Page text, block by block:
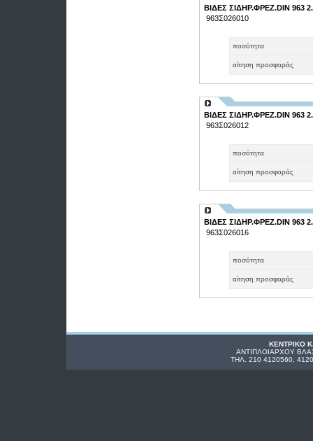
ΒΙΔΕΣ ΣΙΔΗΡ.ΦΡΕΖ.DIN 963
963Σ026010
ποσότητα
αίτηση προσφοράς
ΒΙΔΕΣ ΣΙΔΗΡ.ΦΡΕΖ.DIN 963
963Σ026012
ποσότητα
αίτηση προσφοράς
ΒΙΔΕΣ ΣΙΔΗΡ.ΦΡΕΖ.DIN 963
963Σ026016
ποσότητα
αίτηση προσφοράς
ΚΕΝΤΡΙΚΟ
ΑΝΤΙΠΛΟΙΑΡΧΟΥ
ΤΗΛ. 210 4120560,